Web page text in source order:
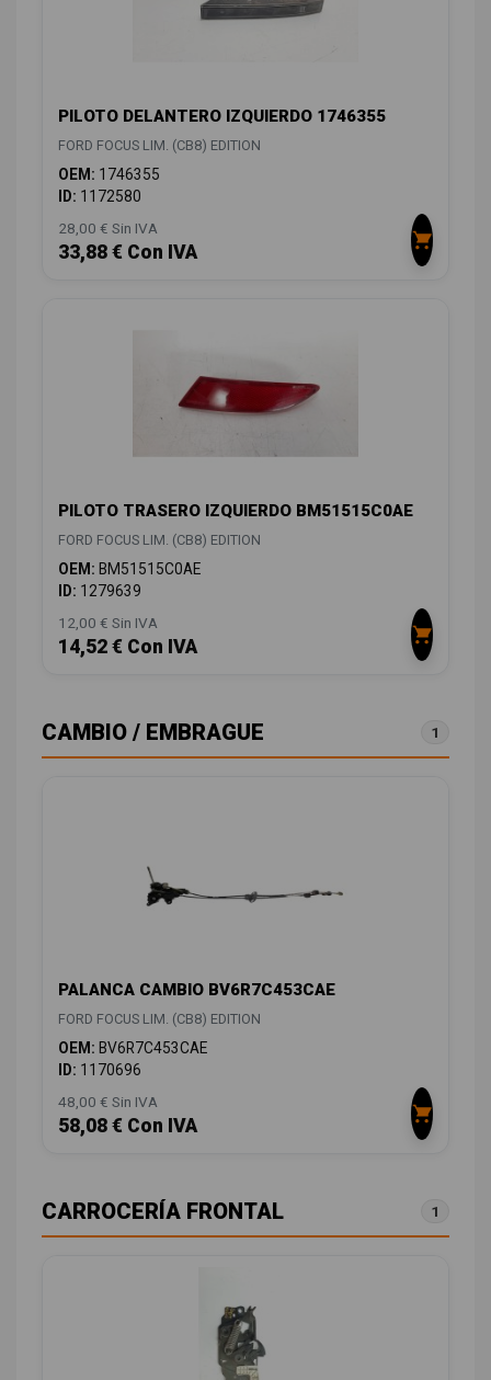
PILOTO DELANTERO IZQUIERDO 1746355
FORD FOCUS LIM. (CB8) EDITION
OEM: 1746355
ID: 1172580
28,00 € Sin IVA
33,88 € Con IVA
PILOTO TRASERO IZQUIERDO BM51515C0AE
FORD FOCUS LIM. (CB8) EDITION
OEM: BM51515C0AE
ID: 1279639
12,00 € Sin IVA
14,52 € Con IVA
CAMBIO / EMBRAGUE 1
PALANCA CAMBIO BV6R7C453CAE
FORD FOCUS LIM. (CB8) EDITION
OEM: BV6R7C453CAE
ID: 1170696
48,00 € Sin IVA
58,08 € Con IVA
CARROCERÍA FRONTAL 1